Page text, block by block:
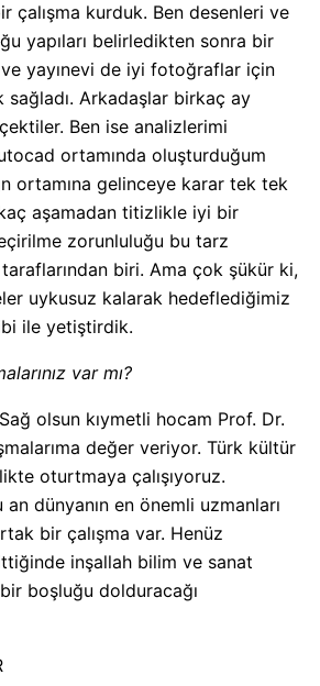
çalışma kurduk. Ben desenleri ve
yapıları belirledikten sonra bir
yayınevi de iyi fotoğraflar için
Arkadaşlar birkaç ay
Ben ise analizlerimi
ortamında oluşturduğum
ortamına gelinceye karar tek tek
aşamadan titizlikle iyi bir
zorunluluğu bu tarz
taraflarından biri. Ama çok şükür ki,
uykusuz kalarak hedeflediğimiz
ile yetiştirdik.
var mı?
olsun kıymetli hocam Prof. Dr.
değer veriyor. Türk kültür
oturtmaya çalışıyoruz.
dünyanın en önemli uzmanları
bir çalışma var. Henüz
inşallah bilim ve sanat
boşluğu dolduracağı